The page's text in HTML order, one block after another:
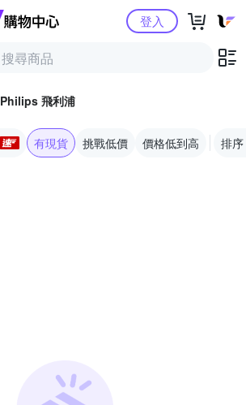
Yahoo購物中心登入
Philips 飛利浦
有現貨 挑戰低價 價格低到高 排序